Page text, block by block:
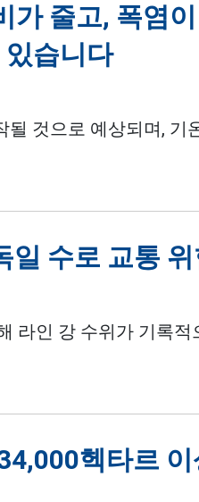
가 줄고, 폭염
있습니다
될 것으로 예상되며, 기
일 수로 교통 위
라인 강 수위가 기록
헥타르